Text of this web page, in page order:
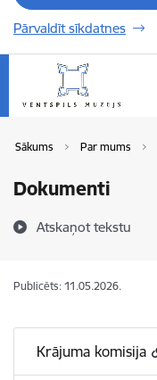
Pārvaldīt sīkdatnes
Sākums Par mums
Dokumenti
Atskaņot tekstu
Publicēts: 11.05.2026.
Krājuma komisija